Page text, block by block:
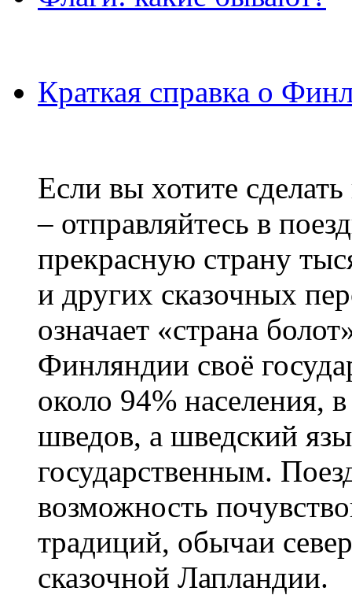
Краткая справка о
Если вы хотите
– отправляйтесь в
прекрасную страну
и других сказочных
означает «страна
Финляндии своё
около 94% населения,
шведов, а шведский
государственным.
возможность
традиций, обычаи
сказочной Лапландии.